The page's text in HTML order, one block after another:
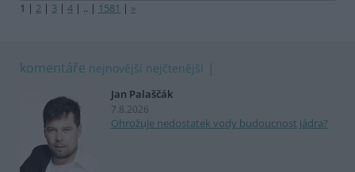
1 | 2 | 3 | 4 | .. | 1581 | »
komentáře nejnovější nejčtenější
Jan Palaščák
7.8.2026
Ohrožuje nedostatek vody budoucnost jádra?